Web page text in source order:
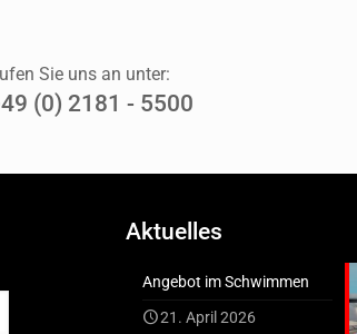
Sie uns an unter:
(0) 2181 - 5500
Aktuelles
Angebot im Schwimmen
21. April 2026